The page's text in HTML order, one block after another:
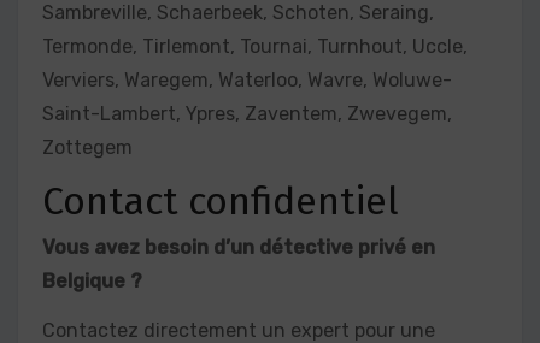
Sambreville, Schaerbeek, Schoten, Seraing,
Termonde, Tirlemont, Tournai, Turnhout, Uccle,
Verviers, Waregem, Waterloo, Wavre, Woluwe-
Saint-Lambert, Ypres, Zaventem, Zwevegem,
Zottegem
Contact confidentiel
Vous avez besoin d’un détective privé en
Belgique ?
Contactez directement un expert pour une